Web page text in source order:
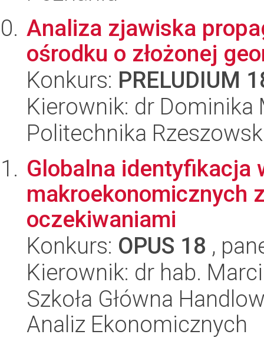
Analiza zjawiska
ośrodku o złożonej
Konkurs: PRELUDIUM
Kierownik: dr Dominika
Politechnika
Globalna identyfikacja
makroekonomicznych
oczekiwaniami
Konkurs: OPUS 18 ,
Kierownik: dr hab.
Szkoła Główna
Analiz Ekonomicznych